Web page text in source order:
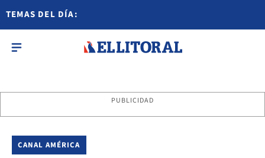
TEMAS DEL DÍA:
PUBLICIDAD
CANAL AMÉRICA